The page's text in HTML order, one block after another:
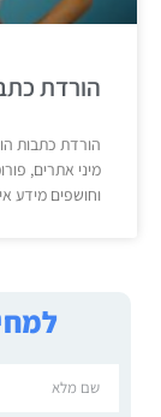
הורדת
הורדת כתבות
מיני אתרים,
וחושפים מידע